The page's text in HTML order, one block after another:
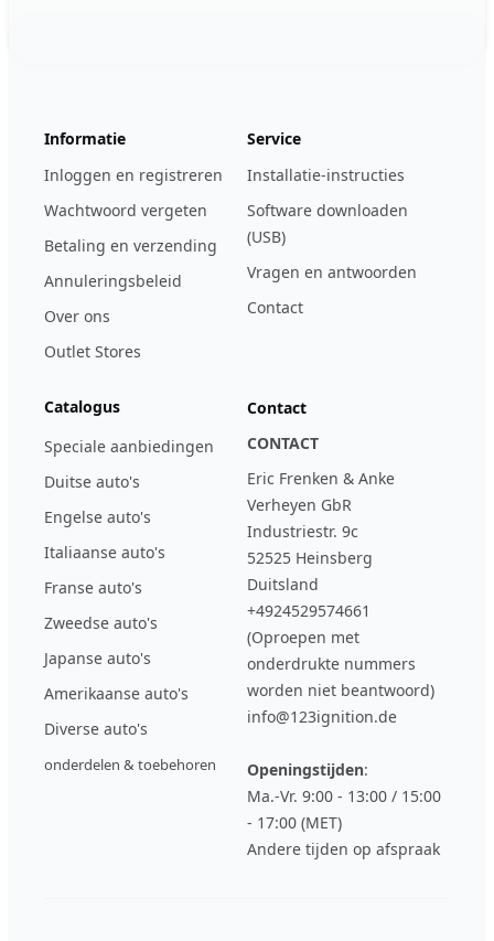
Informatie
Inloggen en registreren
Wachtwoord vergeten
Betaling en verzending
Annuleringsbeleid
Over ons
Outlet Stores
Service
Installatie-instructies
Software downloaden
(USB)
Vragen en antwoorden
Contact
Catalogus
Speciale aanbiedingen
Duitse auto's
Engelse auto's
Italiaanse auto's
Franse auto's
Zweedse auto's
Japanse auto's
Amerikaanse auto's
Diverse auto's
onderdelen & toebehoren
Contact
CONTACT
Eric Frenken & Anke
Verheyen GbR
Industriestr. 9c
52525 Heinsberg
Duitsland
+4924529574661
(Oproepen met
onderdrukte nummers
worden niet beantwoord)
info@123ignition.de
Openingstijden:
Ma.-Vr. 9:00 - 13:00 / 15:00
- 17:00 (MET)
Andere tijden op afspraak